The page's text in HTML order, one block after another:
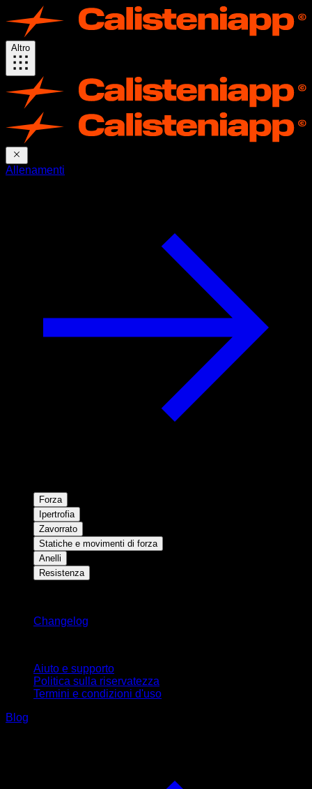
Altro
Allenamenti
Forza
Ipertrofia
Zavorrato
Statiche e movimenti di forza
Anelli
Resistenza
Changelog
Aiuto e supporto
Politica sulla riservatezza
Termini e condizioni d'uso
Blog